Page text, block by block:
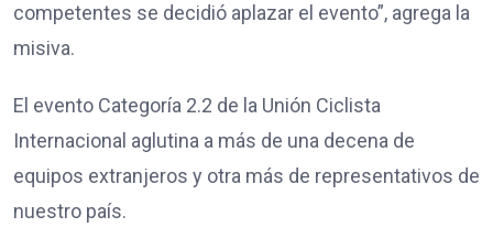
competentes se decidió aplazar el evento”, agrega la
misiva.
El evento Categoría 2.2 de la Unión Ciclista
Internacional aglutina a más de una decena de
equipos extranjeros y otra más de representativos de
nuestro país.